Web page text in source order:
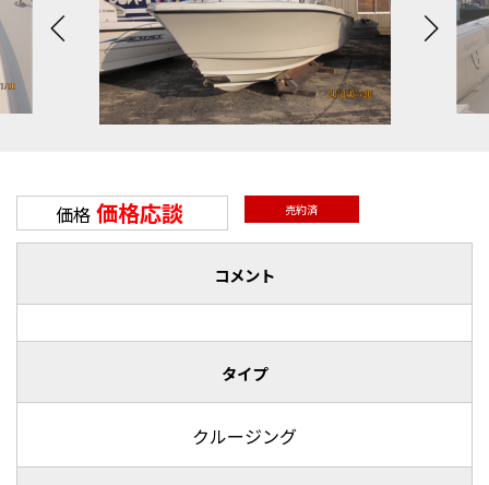
価格 価格応談 売約済
コメント
タイプ
クルージング